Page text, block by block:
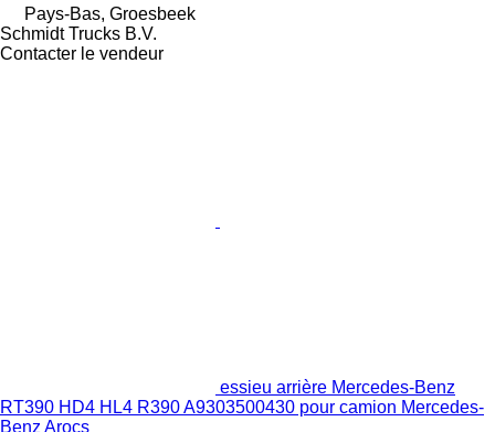
Pays-Bas, Groesbeek
Schmidt Trucks B.V.
Contacter le vendeur
essieu arrière Mercedes-Benz
RT390 HD4 HL4 R390 A9303500430 pour camion Mercedes-
Benz Arocs